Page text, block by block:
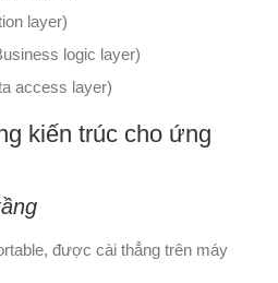
layer)
logic layer)
access layer)
kiến trúc cho ứng
được cài thẳng trên máy